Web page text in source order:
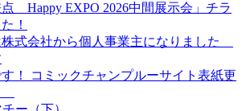
点 Happy EXPO 2026中間展示会」チラ
！
株式会社から個人事業主になりました
！ コミックチャンプルーサイト表紙更